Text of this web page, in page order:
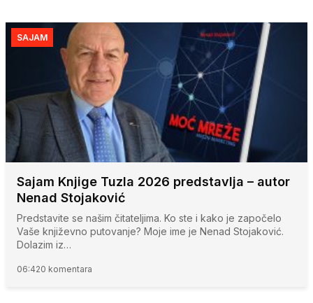
SAJAM
Sajam Knjige Tuzla 2026 predstavlja – autor
Nenad Stojaković
Predstavite se našim čitateljima. Ko ste i kako je započelo
Vaše književno putovanje? Moje ime je Nenad Stojaković.
Dolazim iz…
06:420 komentara